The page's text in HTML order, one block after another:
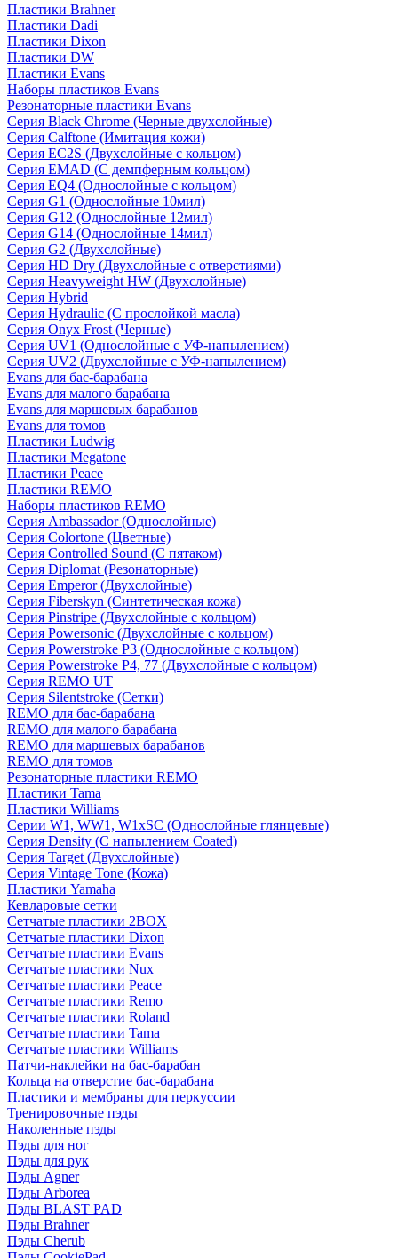
Пластики Brahner
Пластики Dadi
Пластики Dixon
Пластики DW
Пластики Evans
Наборы пластиков Evans
Резонаторные пластики Evans
Серия Black Chrome (Черные двухслойные)
Серия Calftone (Имитация кожи)
Серия EC2S (Двухслойные с кольцом)
Серия EMAD (С демпферным кольцом)
Серия EQ4 (Однослойные с кольцом)
Серия G1 (Однослойные 10мил)
Серия G12 (Однослойные 12мил)
Серия G14 (Однослойные 14мил)
Серия G2 (Двухслойные)
Серия HD Dry (Двухслойные с отверстиями)
Серия Heavyweight HW (Двухслойные)
Серия Hybrid
Серия Hydraulic (С прослойкой масла)
Серия Onyx Frost (Черные)
Серия UV1 (Однослойные с УФ-напылением)
Серия UV2 (Двухслойные с УФ-напылением)
Evans для бас-барабана
Evans для малого барабана
Evans для маршевых барабанов
Evans для томов
Пластики Ludwig
Пластики Megatone
Пластики Peace
Пластики REMO
Наборы пластиков REMO
Серия Ambassador (Однослойные)
Серия Colortone (Цветные)
Серия Controlled Sound (С пятаком)
Серия Diplomat (Резонаторные)
Серия Emperor (Двухслойные)
Серия Fiberskyn (Синтетическая кожа)
Серия Pinstripe (Двухслойные с кольцом)
Серия Powersonic (Двухслойные с кольцом)
Серия Powerstroke P3 (Однослойные с кольцом)
Серия Powerstroke P4, 77 (Двухслойные с кольцом)
Серия REMO UT
Серия Silentstroke (Сетки)
REMO для бас-барабана
REMO для малого барабана
REMO для маршевых барабанов
REMO для томов
Резонаторные пластики REMO
Пластики Tama
Пластики Williams
Серии W1, WW1, W1xSC (Однослойные глянцевые)
Серия Density (C напылением Coated)
Серия Target (Двухслойные)
Серия Vintage Tone (Кожа)
Пластики Yamaha
Кевларовые сетки
Сетчатые пластики 2BOX
Сетчатые пластики Dixon
Сетчатые пластики Evans
Сетчатые пластики Nux
Сетчатые пластики Peace
Сетчатые пластики Remo
Сетчатые пластики Roland
Сетчатые пластики Tama
Сетчатые пластики Williams
Патчи-наклейки на бас-барабан
Кольца на отверстие бас-барабана
Пластики и мембраны для перкуссии
Тренировочные пэды
Наколенные пэды
Пэды для ног
Пэды для рук
Пэды Agner
Пэды Arborea
Пэды BLAST PAD
Пэды Brahner
Пэды Cherub